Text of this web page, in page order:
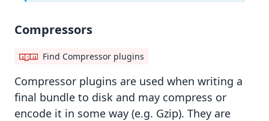
Compressors
Find Compressor plugins
Compressor plugins are used when writing a
final bundle to disk and may compress or
encode it in some way (e.g. Gzip). They are